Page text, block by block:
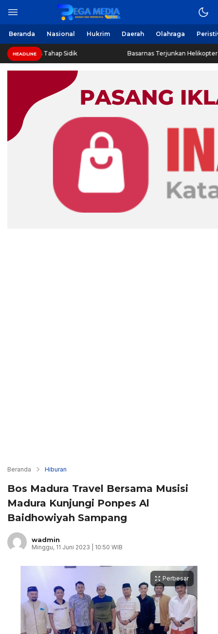
Beranda Nasional Hukrim Daerah Olahraga
HEADLINE
Tahap Sidik Basarnas Terjunkan Helikopter Sisir
Beranda Hiburan
Bos Madura Travel Bersama Musisi
Madura Kunjungi Ponpes Al
Baidhowiyah Sampang
wadmin
Minggu, 11 Juni 2023 | 10:50 WIB
Perbesar